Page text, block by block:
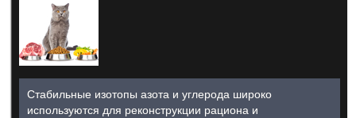
Стабильные изотопы азота и углерода широко
используются для реконструкции рациона и